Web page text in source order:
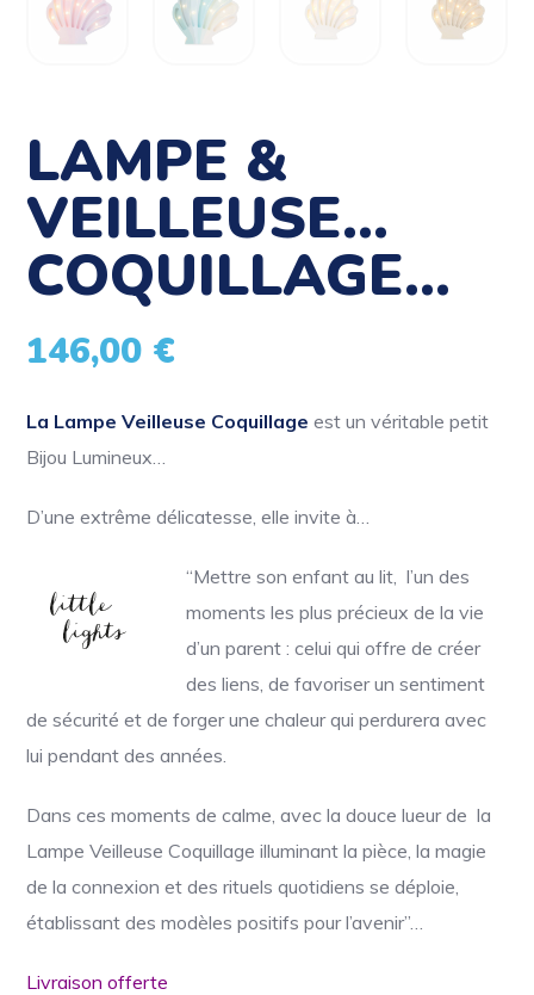
LAMPE &
VEILLEUSE…
COQUILLAGE…
146,00 €
La Lampe Veilleuse Coquillage est un véritable petit
Bijou Lumineux…
D’une extrême délicatesse, elle invite à…
“Mettre son enfant au lit, l’un des
moments les plus précieux de la vie
d’un parent : celui qui offre de créer
des liens, de favoriser un sentiment
de sécurité et de forger une chaleur qui perdurera avec
lui pendant des années.
Dans ces moments de calme, avec la douce lueur de la
Lampe Veilleuse Coquillage illuminant la pièce, la magie
de la connexion et des rituels quotidiens se déploie,
établissant des modèles positifs pour l’avenir”…
Livraison offerte